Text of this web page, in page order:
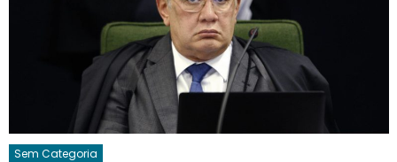
Sem Categoria